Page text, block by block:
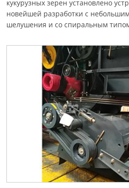
кукурузных зерен установлено
новейшей разработки с
шелушения и со спиральным